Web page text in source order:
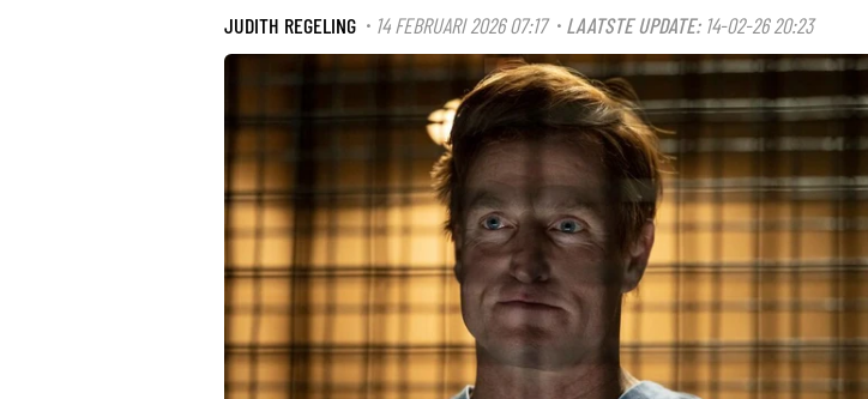
JUDITH REGELING · 14 FEBRUARI 2026 07:17· LAATSTE UPDATE: 14-02-26 20:23